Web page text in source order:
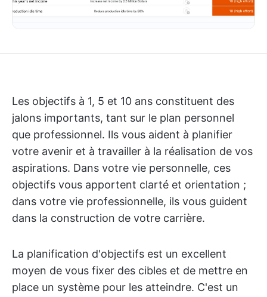
Les objectifs à 1, 5 et 10 ans constituent des
jalons importants, tant sur le plan personnel
que professionnel. Ils vous aident à planifier
votre avenir et à travailler à la réalisation de vos
aspirations. Dans votre vie personnelle, ces
objectifs vous apportent clarté et orientation ;
dans votre vie professionnelle, ils vous guident
dans la construction de votre carrière.
La planification d'objectifs est un excellent
moyen de vous fixer des cibles et de mettre en
place un système pour les atteindre. C'est un